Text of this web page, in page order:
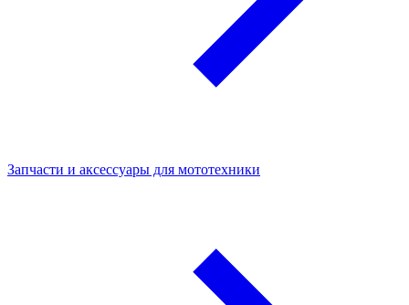
Запчасти и аксессуары для мототехники